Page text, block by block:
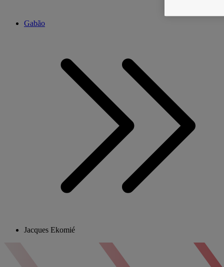
Gabão
Jacques Ekomié